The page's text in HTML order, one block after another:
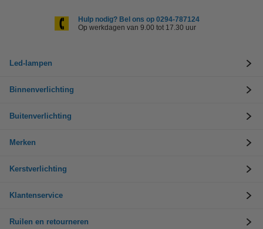
Hulp nodig? Bel ons op 0294-787124
Op werkdagen van 9.00 tot 17.30 uur
Led-lampen
Binnenverlichting
Buitenverlichting
Merken
Kerstverlichting
Klantenservice
Ruilen en retourneren